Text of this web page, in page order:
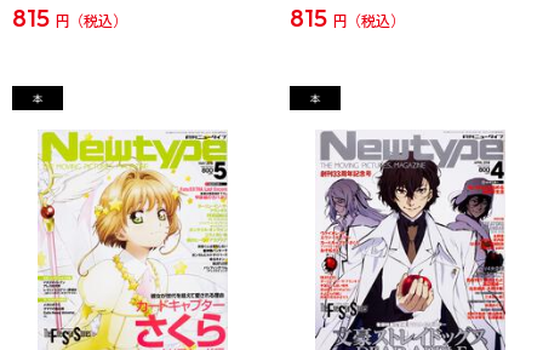
815 円 815 円